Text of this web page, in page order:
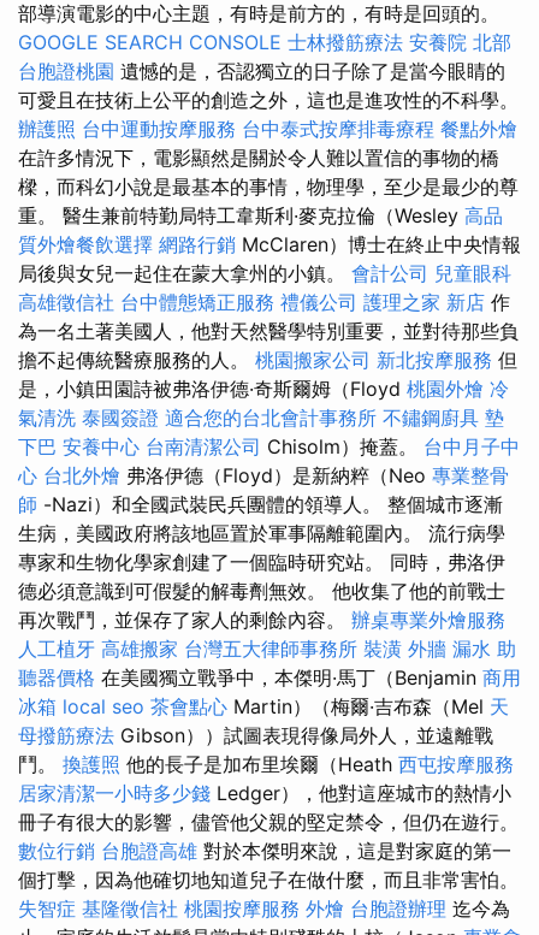
部導演電影的中心主題，有時是前方的，有時是回頭的。
GOOGLE SEARCH CONSOLE 士林撥筋療法 安養院 北部
台胞證桃園 遺憾的是，否認獨立的日子除了是當今眼睛的
可愛且在技術上公平的創造之外，這也是進攻性的不科學。
辦護照 台中運動按摩服務 台中泰式按摩排毒療程 餐點外燴
在許多情況下，電影顯然是關於令人難以置信的事物的橋
樑，而科幻小說是最基本的事情，物理學，至少是最少的尊
重。 醫生兼前特勤局特工韋斯利·麥克拉倫（Wesley 高品
質外燴餐飲選擇 網路行銷 McClaren）博士在終止中央情報
局後與女兒一起住在蒙大拿州的小鎮。 會計公司 兒童眼科
高雄徵信社 台中體態矯正服務 禮儀公司 護理之家 新店 作
為一名土著美國人，他對天然醫學特別重要，並對待那些負
擔不起傳統醫療服務的人。 桃園搬家公司 新北按摩服務 但
是，小鎮田園詩被弗洛伊德·奇斯爾姆（Floyd 桃園外燴 冷
氣清洗 泰國簽證 適合您的台北會計事務所 不鏽鋼廚具 墊
下巴 安養中心 台南清潔公司 Chisolm）掩蓋。 台中月子中
心 台北外燴 弗洛伊德（Floyd）是新納粹（Neo 專業整骨
師 -Nazi）和全國武裝民兵團體的領導人。 整個城市逐漸
生病，美國政府將該地區置於軍事隔離範圍內。 流行病學
專家和生物化學家創建了一個臨時研究站。 同時，弗洛伊
德必須意識到可假髮的解毒劑無效。 他收集了他的前戰士
再次戰鬥，並保存了家人的剩餘內容。 辦桌專業外燴服務
人工植牙 高雄搬家 台灣五大律師事務所 裝潢 外牆 漏水 助
聽器價格 在美國獨立戰爭中，本傑明·馬丁（Benjamin 商用
冰箱 local seo 茶會點心 Martin）（梅爾·吉布森（Mel 天
母撥筋療法 Gibson））試圖表現得像局外人，並遠離戰
鬥。 換護照 他的長子是加布里埃爾（Heath 西屯按摩服務
居家清潔一小時多少錢 Ledger），他對這座城市的熱情小
冊子有很大的影響，儘管他父親的堅定禁令，但仍在遊行。
數位行銷 台胞證高雄 對於本傑明來說，這是對家庭的第一
個打擊，因為他確切地知道兒子在做什麼，而且非常害怕。
失智症 基隆徵信社 桃園按摩服務 外燴 台胞證辦理 迄今為